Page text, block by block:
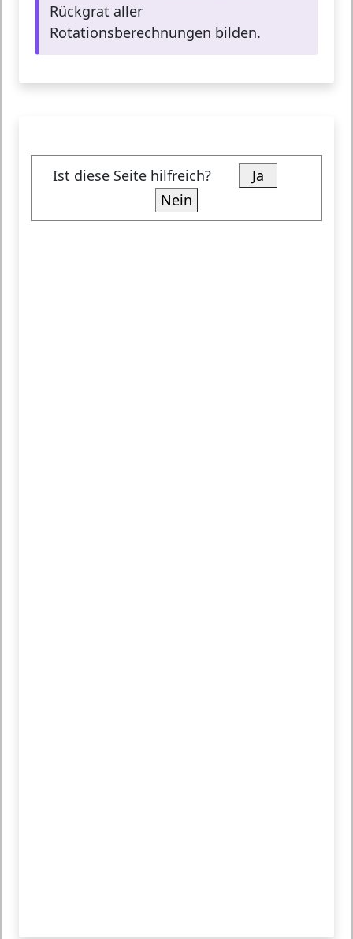
Rückgrat aller
Rotationsberechnungen bilden.
Ist diese Seite hilfreich?
Ja
Nein